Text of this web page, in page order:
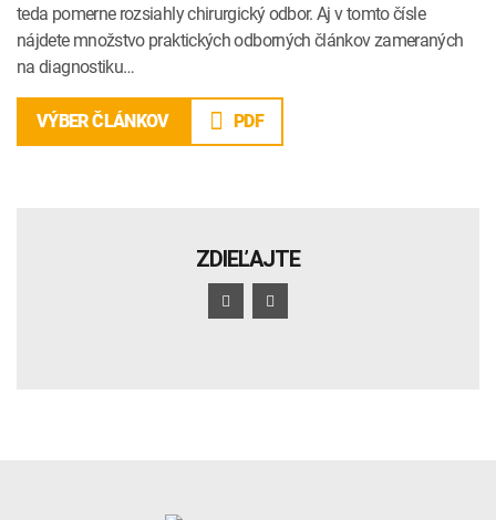
teda pomerne rozsiahly chirurgický odbor. Aj v tomto čísle
nájdete množstvo praktických odborných článkov zameraných
na diagnostiku…
VÝBER ČLÁNKOV PDF
ZDIEĽAJTE